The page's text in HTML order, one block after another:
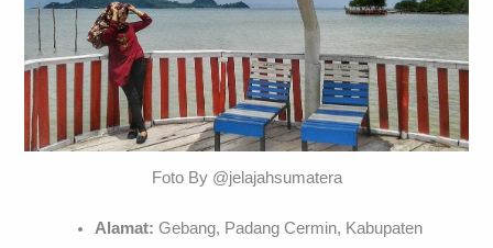
Foto By @jelajahsumatera
Alamat:Gebang, Padang Cermin, Kabupaten